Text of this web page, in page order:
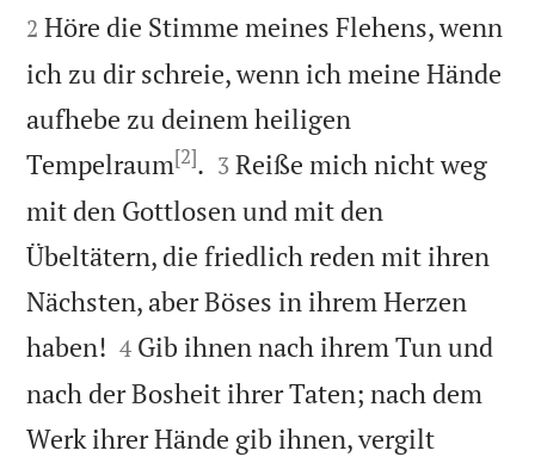
2 Höre die Stimme meines Flehens, wenn
ich zu dir schreie, wenn ich meine Hände
aufhebe zu deinem heiligen
Tempelraum[2]. 

3 Reiße mich nicht weg
mit den Gottlosen und mit den
Übeltätern, die friedlich reden mit ihren
Nächsten, aber Böses in ihrem Herzen
haben! 

4 Gib ihnen nach ihrem Tun und
nach der Bosheit ihrer Taten; nach dem
Werk ihrer Hände gib ihnen, vergilt